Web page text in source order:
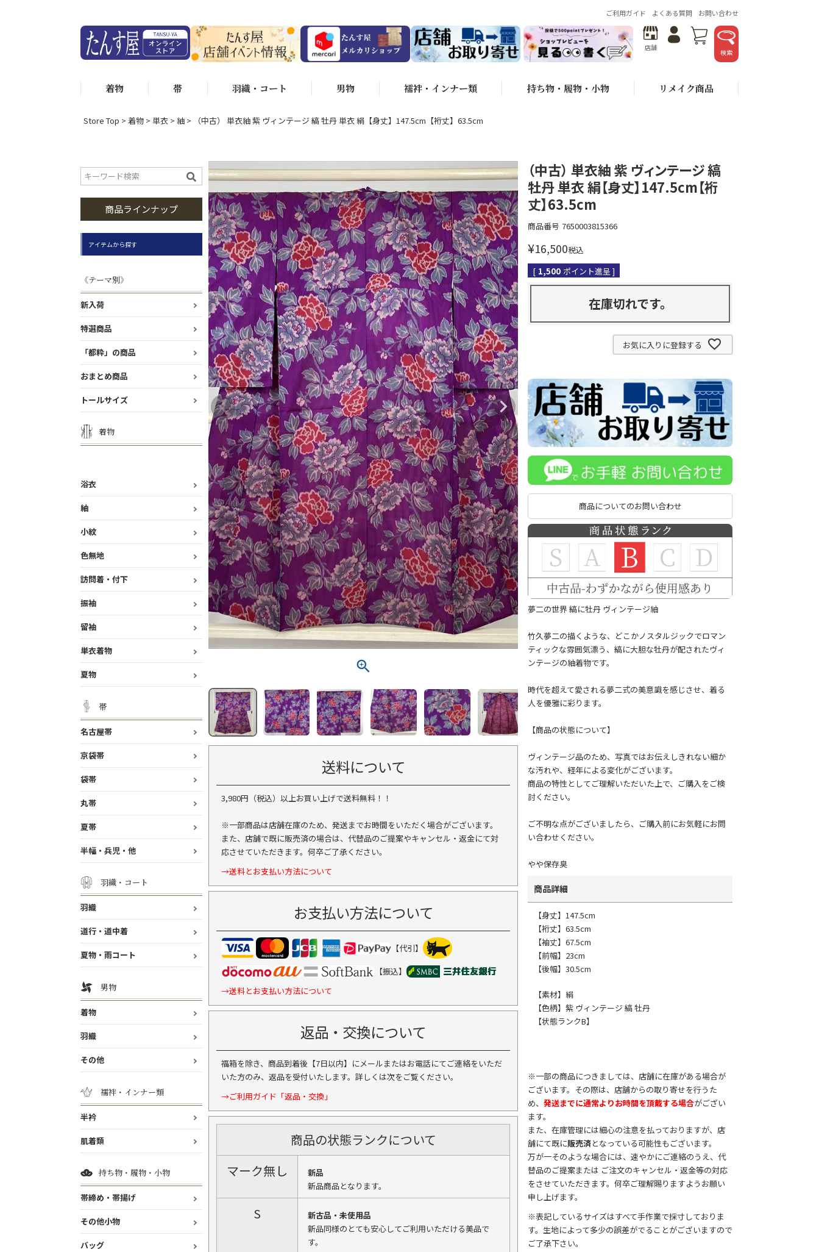
ご利用ガイド よくある質問 お問い合わせ
店舗
検索
着物 帯 羽織・コート 男物 襦袢・インナー類 持ち物・履物・小物 リメイク商品
Store Top 着物 単衣 紬 （中古） 単衣紬 紫 ヴィンテージ 縞 牡丹 単衣 絹【身丈】147.5cm【裄丈】63.5cm
商品ラインナップ
アイテムから探す
《テーマ別》
新入荷
特選商品
「都粋」の商品
おまとめ商品
トールサイズ
着物
浴衣
紬
小紋
色無地
訪問着・付下
振袖
留袖
単衣着物
夏物
帯
名古屋帯
京袋帯
袋帯
丸帯
夏帯
半幅・兵児・他
羽織・コート
羽織
道行・道中着
夏物・雨コート
男物
着物
羽織
その他
襦袢・インナー類
半衿
肌着類
持ち物・履物・小物
帯締め・帯揚げ
その他小物
バッグ
送料について
3,980円（税込）以上お買い上げで送料無料！！
※一部商品は店舗在庫のため、発送までお時間をいただく場合がございます。
また、店舗で既に販売済の場合は、代替品のご提案やキャンセル・返金にて対
応させていただきます。何卒ご了承ください。
→送料とお支払い方法について
お支払い方法について
【代引】
【振込】
→送料とお支払い方法について
返品・交換について
福箱を除き、商品到着後【7日以内】にメールまたはお電話にてご連絡をいただ
いた方のみ、返品を受付いたします。詳しくは次をご覧ください。
→ご利用ガイド「返品・交換」
商品の状態ランクについて
マーク無し
新品
新品商品となります。
S
新古品・未使用品
新品同様のとても安心してご利用いただける美品で
す。
（中古） 単衣紬 紫 ヴィンテージ 縞
牡丹 単衣 絹【身丈】147.5cm【裄
丈】63.5cm
商品番号 7650003815366
¥16,500税込
[ 1,500 ポイント進呈 ]
在庫切れです。
お気に入りに登録する
商品についてのお問い合わせ
夢二の世界 縞に牡丹 ヴィンテージ紬
竹久夢二の描くような、どこかノスタルジックでロマン
ティックな雰囲気漂う、縞に大胆な牡丹が配されたヴィ
ンテージの紬着物です。
時代を超えて愛される夢二式の美意識を感じさせ、着る
人を優雅に彩ります。
【商品の状態について】
ヴィンテージ品のため、写真ではお伝えしきれない細か
な汚れや、経年による変化がございます。
商品の特性としてご理解いただいた上で、ご購入をご検
討ください。
ご不明な点がございましたら、ご購入前にお気軽にお問
い合わせください。
やや保存臭
商品詳細
【身丈】147.5cm
【裄丈】63.5cm
【袖丈】67.5cm
【前幅】23cm
【後幅】30.5cm
【素材】絹
【色柄】紫 ヴィンテージ 縞 牡丹
【状態ランクB】
※一部の商品につきましては、店舗に在庫がある場合が
ございます。その際は、店舗からの取り寄せを行うた
め、 発送までに通常よりお時間を頂戴する場合がござい
ます。
また、在庫管理には細心の注意を払っておりますが、店
舗にて既に販売済となっている可能性もございます。
万が一そのような場合には、速やかにご連絡のうえ、代
替品のご提案または ご注文のキャンセル・返金等の対応
をさせていただきます。何卒ご理解賜りますようお願い
申し上げます。
※表記しているサイズはすべて手作業で採寸しておりま
す。生地によって多少の誤差がでることがございますので
ご了承下さい。